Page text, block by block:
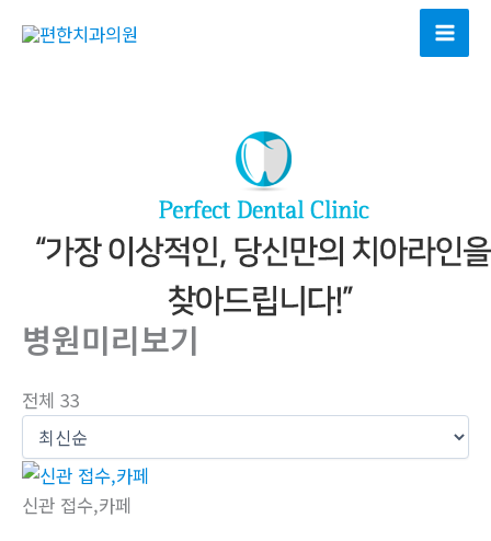
Main
병원미리보기
전체 33
신관 접수,카페